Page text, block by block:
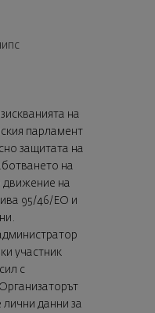
на
парламент
защитата на
на
движение на
95/46/ЕО и
участник
с
данни за